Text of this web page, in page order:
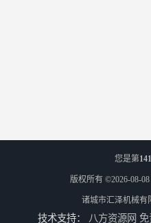
您是第
版权所有 ©2026-08-08
诸城市汇泽机械有
技术支持： 八方资源网